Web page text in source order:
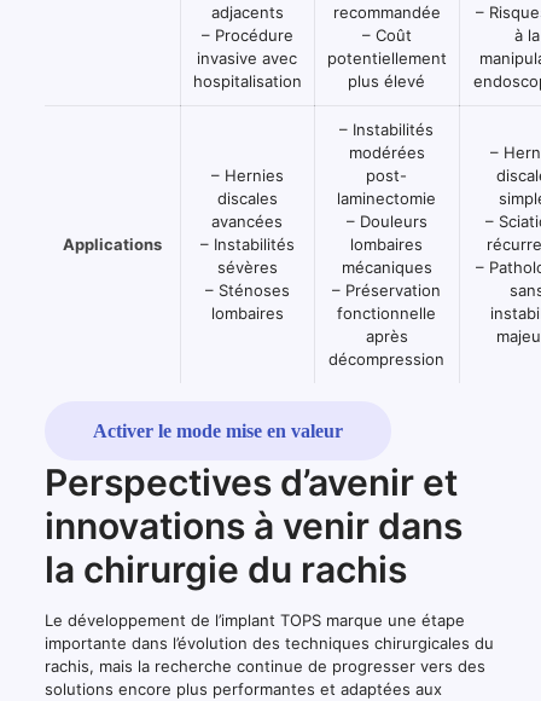
adjacents
– Procédure
invasive avec
hospitalisation
recommandée
– Coût
potentiellement
plus élevé
–
à la
Applications
– Hernies
discales
avancées
– Instabilités
sévères
– Sténoses
lombaires
– Instabilités
modérées
post-
laminectomie
– Douleurs
lombaires
mécaniques
– Préservation
fonctionnelle
après
décompression
–
–
–
Activer le mode mise en valeur
Perspectives d’avenir et
innovations à venir dans
la chirurgie du rachis
Le développement de l’implant TOPS marque une étape
importante dans l’évolution des techniques chirurgicales du
rachis, mais la recherche continue de progresser vers des
solutions encore plus performantes et adaptées aux